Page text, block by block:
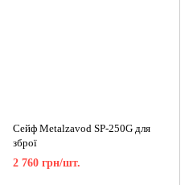
Сейф Metalzavod SP-250G для
зброї
2 760 грн/шт.